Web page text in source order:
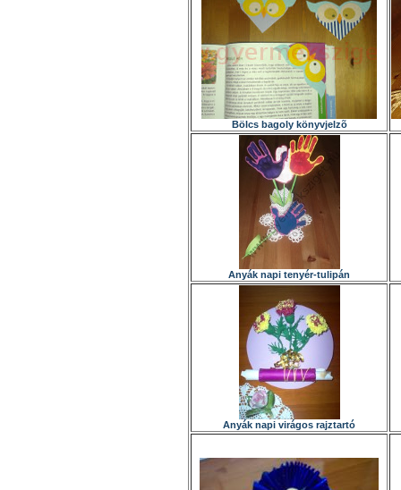
Bölcs bagoly könyvjelzõ
Anyák napi tenyér-tulipán
Anyák napi virágos rajztartó